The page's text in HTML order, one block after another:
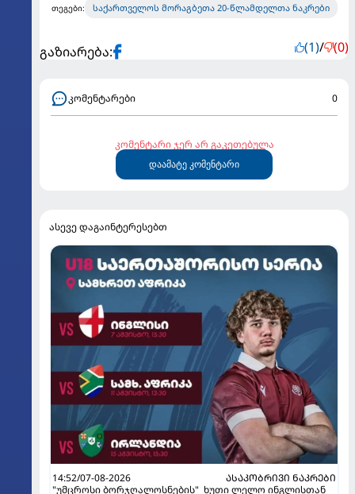
თეგები: საქართველოს მორაგბეთა 20-წლამდელთა ნაკრები
გაზიარება: (1)/ (0)
კომენტარები 0
კომენტარი ჯერ არ გაკეთებულა
დაამატე კომენტარი
ასევე დაგაინტერესებთ
14:52/07-08-2026
ᲐᲡᲐᲙᲝᲑᲠᲘᲕᲘ ᲜᲐᲙᲠᲔᲑᲘ
"უმცროსი ბორჯღალოსნების" ხუთი ლელო ინგლისთან